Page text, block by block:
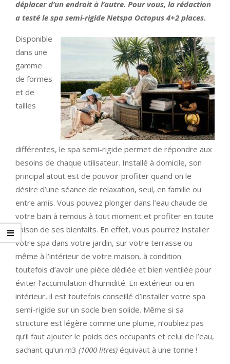
déplacer d’un endroit à l’autre. Pour vous, la rédaction
a testé le spa semi-rigide Netspa Octopus 4+2 places.
Disponible
dans une
gamme
de formes
et de
tailles
différentes, le spa semi-rigide permet de répondre aux
besoins de chaque utilisateur. Installé à domicile, son
principal atout est de pouvoir profiter quand on le
désire d’une séance de relaxation, seul, en famille ou
entre amis. Vous pouvez plonger dans l’eau chaude de
votre bain à remous à tout moment et profiter en toute
saison de ses bienfaits. En effet, vous pourrez installer
votre spa dans votre jardin, sur votre terrasse ou
même à l’intérieur de votre maison, à condition
toutefois d’avoir une pièce dédiée et bien ventilée pour
éviter l’accumulation d’humidité. En extérieur ou en
intérieur, il est toutefois conseillé d’installer votre spa
semi-rigide sur un socle bien solide. Même si sa
structure est légère comme une plume, n’oubliez pas
qu’il faut ajouter le poids des occupants et celui de l’eau,
sachant qu’un m3 (1000 litres) équivaut à une tonne !